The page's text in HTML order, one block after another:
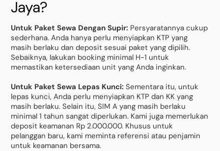
Jaya?
Untuk Paket Sewa Dengan Supir: Persyaratannya cukup
sederhana. Anda hanya perlu menyiapkan KTP yang
masih berlaku dan deposit sesuai paket yang dipilih.
Sebaiknya, lakukan booking minimal H-1 untuk
memastikan ketersediaan unit yang Anda inginkan.
Untuk Paket Sewa Lepas Kunci: Sementara itu, untuk
lepas kunci, Anda perlu menyiapkan KTP dan KK yang
masih berlaku. Selain itu, SIM A yang masih berlaku
minimal 1 tahun sangat diperlukan. Kami juga memerlukan
deposit keamanan Rp 2.000.000. Khusus untuk
pelanggan baru, kami meminta referensi atau penjamin
untuk keamanan bersama.